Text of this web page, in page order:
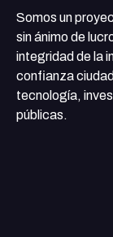
Somos un
sin ánimo de
integridad de la
confianza
tecnología,
públicas.